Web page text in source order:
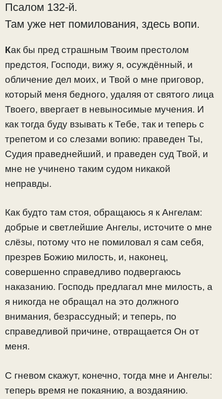
Псалом 132-й.
Там уже нет помилования, здесь вопи.
Как бы пред страшным Твоим престолом
предстоя, Господи, вижу я, осуждённый, и
обличение дел моих, и Твой о мне приговор,
который меня бедного, удаляя от святого лица
Твоего, ввергает в невыносимые мучения. И
как тогда буду взывать к Тебе, так и теперь с
трепетом и со слезами вопию: праведен Ты,
Судия праведнейший, и праведен суд Твой, и
мне не учинено таким судом никакой
неправды.
Как будто там стоя, обращаюсь я к Ангелам:
добрые и светлейшие Ангелы, источите о мне
слёзы, потому что не помиловал я сам себя,
презрев Божию милость, и, наконец,
совершенно справедливо подвергаюсь
наказанию. Господь предлагал мне милость, а
я никогда не обращал на это должного
внимания, безрассудный; и теперь, по
справедливой причине, отвращается Он от
меня.
С гневом скажут, конечно, тогда мне и Ангелы:
теперь время не покаянию, а воздаянию.